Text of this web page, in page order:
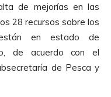
de mejorías en las
28 recursos sobre los
en estado de
de acuerdo con el
de Pesca y